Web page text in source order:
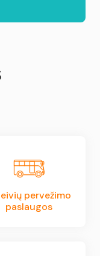
pervežimo
paslaugos